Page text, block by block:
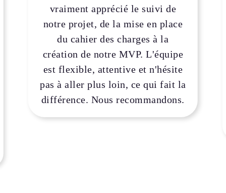
vraiment apprécié le suivi de
notre projet, de la mise en place
du cahier des charges à la
création de notre MVP. L'équipe
est flexible, attentive et n'hésite
pas à aller plus loin, ce qui fait la
différence. Nous recommandons.